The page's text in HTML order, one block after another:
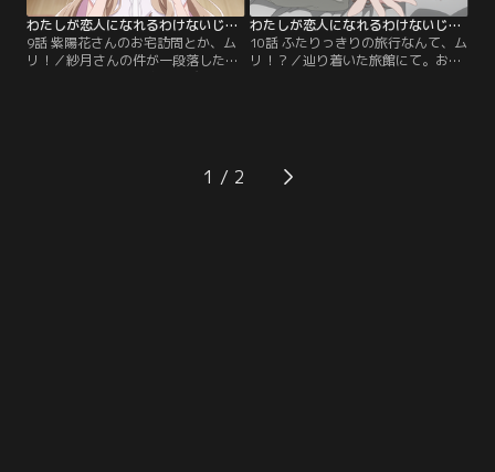
わたしが恋人になれるわけないじゃん、ムリムリ！（※ムリじゃなかった！？） 第09話
9話 紫陽花さんのお宅訪問とか、ム
リ！／紗月さんの件が一段落した夏
休み、紫陽花さんの家に遊びに行く
りたいって思ったんだ。ふたりで向
かう先は温泉！ひと夏の逃避旅行
わたしが恋人になれるわけないじゃん、ムリムリ！（※ムリじゃなかった！？） 第10話
10話 ふたりっきりの旅行なんて、ム
リ！？／辿り着いた旅館にて。お金
卓球勝負では負けちゃって。その結
果、貸し切り温泉に二人きりで入る
1